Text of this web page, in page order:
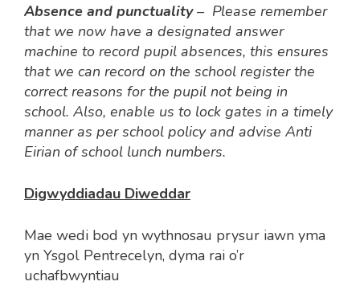
Absence and punctuality– Please remember
that we now have a designated answer
machine to record pupil absences, this ensures
that we can record on the school register the
correct reasons for the pupil not being in
school. Also, enable us to lock gates in a timely
manner as per school policy and advise Anti
Eirian of school lunch numbers.
Digwyddiadau Diweddar
Mae wedi bod yn wythnosau prysur iawn yma
yn Ysgol Pentrecelyn, dyma rai o’r
uchafbwyntiau